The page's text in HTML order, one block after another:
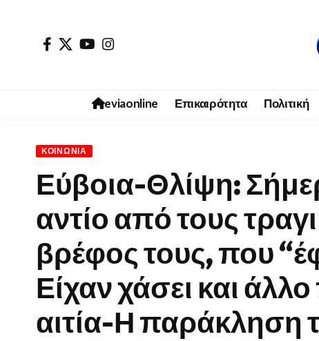
eviaonline Επικαιρότητα Πολιτική
ΚΟΙΝΩΝΊΑ
Εύβοια-Θλίψη:
αντίο από τους
βρέφος τους, που
Είχαν χάσει και
αιτία-Η παράκληση